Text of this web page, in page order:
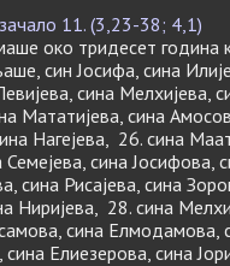
11. (3,23-38; 4,1)
око тридесет година
син Јосифа, сина
сина Мелхијева,
Мататијева, сина
Нагејева, 26. сина
сина Јосифова,
сина Рисајева, сина
Ниријева, 28. сина
сина Елмодамова,
сина Елиезерова, сина